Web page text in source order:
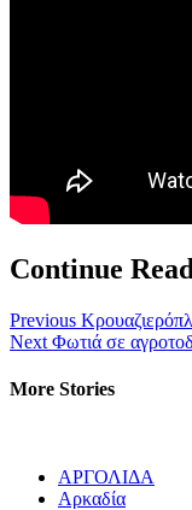
Continue
Previous
Next Φωτιά σε
More Stories
ΑΡΓΟΛΙΔΑ
Αρκαδία